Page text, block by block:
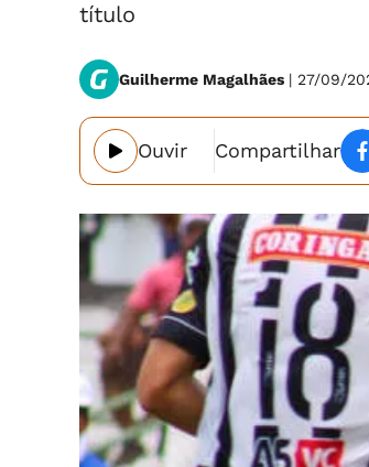
título
Guilherme Magalhães | 27/09/
Ouvir Compartilhar